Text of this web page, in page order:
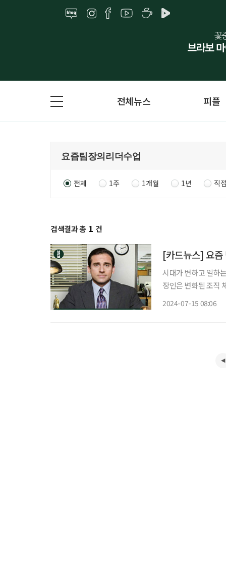
전체뉴스 피플
전체 1주 1개월 1년 직
검색결과 총 1 건
[카드뉴스] 요즘
시대가 변하고 일하
장인은 변화된 조직
2024-07-15 08:06